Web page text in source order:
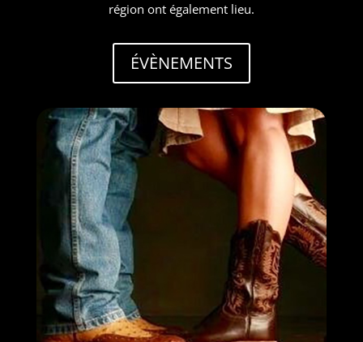
région ont également lieu.
ÉVÈNEMENTS